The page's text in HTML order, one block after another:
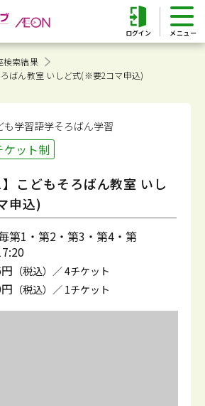
ログイン
検索結果
ろばん教室 いしど式(※要2コマ申込)
も学習語学そろばん学習
ケット制
】こどもそろばん教室 いし
申込)
第1・第2・第3・第4・第
（税込）／ 4チケット
（税込）／ 1チケット